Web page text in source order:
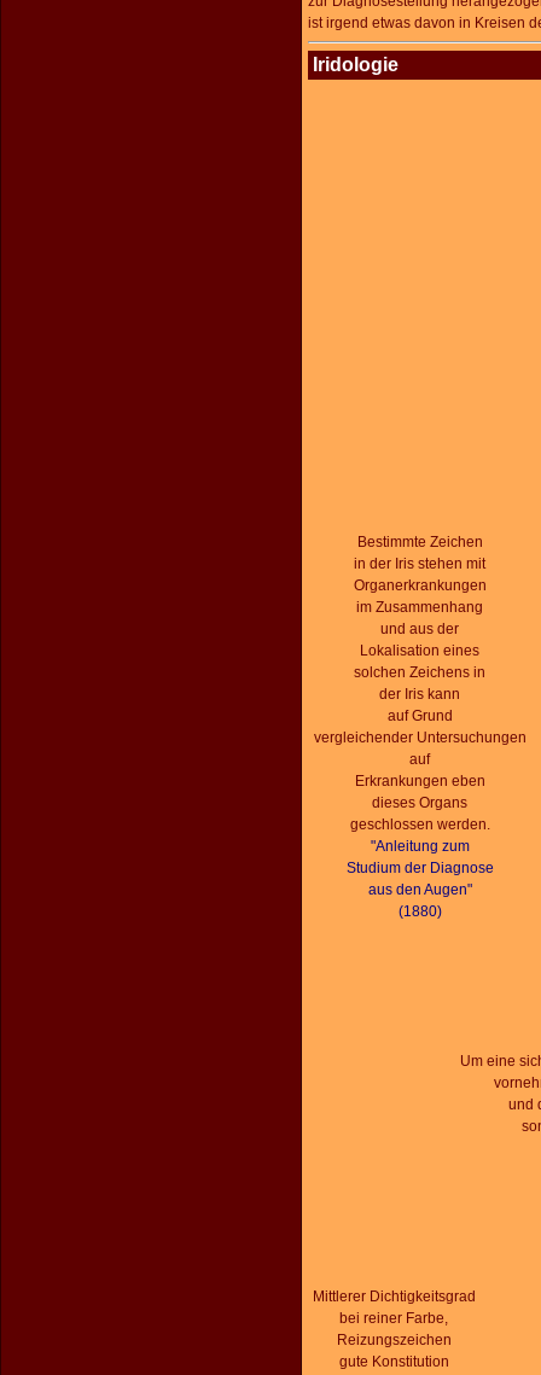
ist irgend etwas davon in Kreisen
Iridologie
Bestimmte Zeichen
in der Iris stehen mit
Organerkrankungen
im Zusammenhang
und aus der
Lokalisation eines
solchen Zeichens in
der Iris kann
auf Grund
vergleichender Untersuchungen
auf
Erkrankungen eben
dieses Organs
geschlossen werden.
"Anleitung zum
Studium der Diagnose
aus den Augen"
(1880)
Um eine
und
Mittlerer Dichtigkeitsgrad
bei reiner Farbe,
Reizungszeichen
gute Konstitution